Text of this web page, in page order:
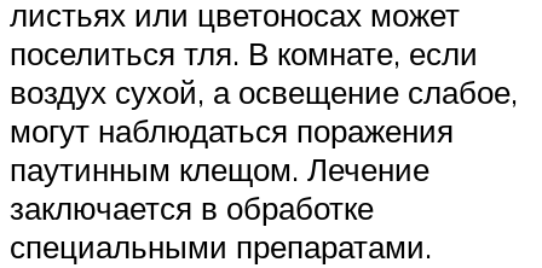
листьях или цветоносах может
поселиться тля. В комнате, если
воздух сухой, а освещение слабое,
могут наблюдаться поражения
паутинным клещом. Лечение
заключается в обработке
специальными препаратами.